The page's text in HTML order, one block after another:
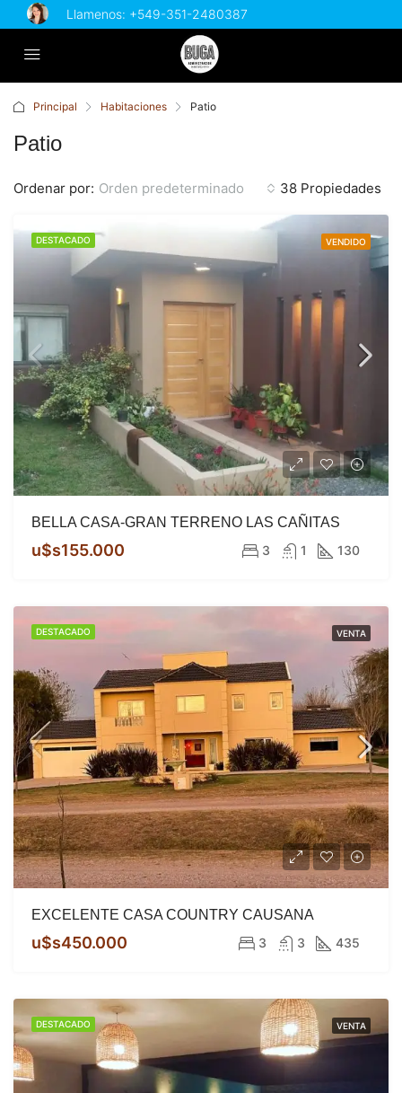
Llamenos: +549-351-2480387
Principal Habitaciones Patio
Patio
38 Propiedades
Ordenar por: Orden predeterminado
DESTACADO VENDIDO
BELLA CASA-GRAN TERRENO LAS CAÑITAS
u$s155.000 3 1 130
DESTACADO VENTA
EXCELENTE CASA COUNTRY CAUSANA
u$s450.000 3 3 435
DESTACADO VENTA